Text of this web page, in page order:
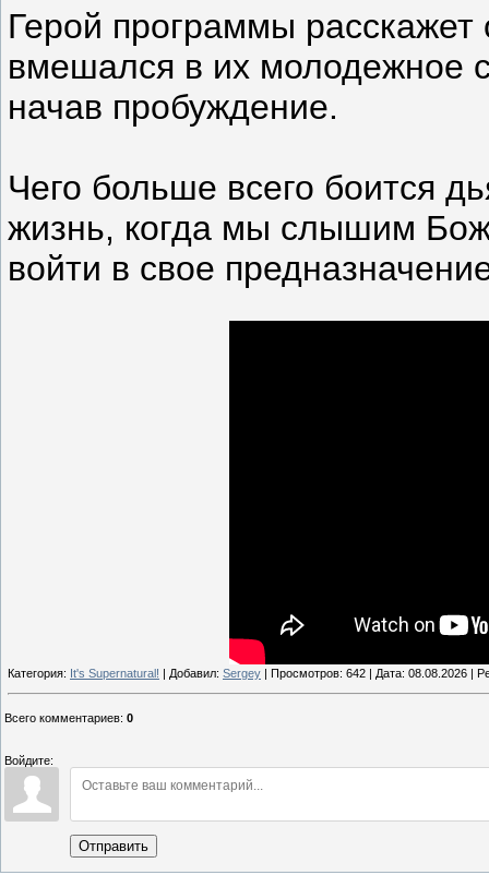
Герой программы расскажет
вмешался в их молодежное
начав пробуждение.
Чего больше всего боится
жизнь, когда мы слышим
войти в свое
Категория: It's Supernatural! | Добавил: Sergey | Просмотров: 642 | Дата: 08.08.2026 |
Всего комментариев: 0
Войдите:
Отправить